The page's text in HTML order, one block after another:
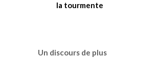
la tourmente
Un discours de plus